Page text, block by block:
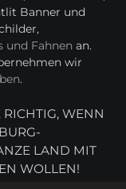
Banner und
und Fahnen an.
wir
.
WENN
LAND MIT
WOLLEN!